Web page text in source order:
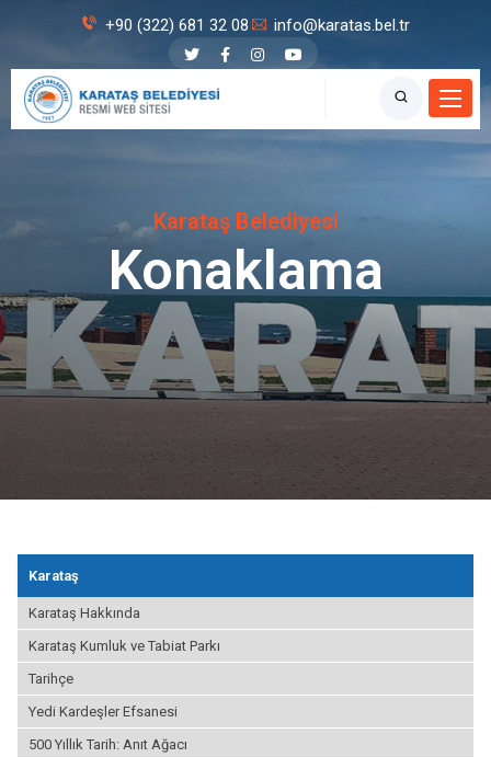
+90 (322) 681 32 08 info@karatas.bel.tr
Karataş Belediyesi
Konaklama
Karataş
Karataş Hakkında
Karataş Kumluk ve Tabiat Parkı
Tarihçe
Yedi Kardeşler Efsanesi
500 Yıllık Tarih: Anıt Ağacı